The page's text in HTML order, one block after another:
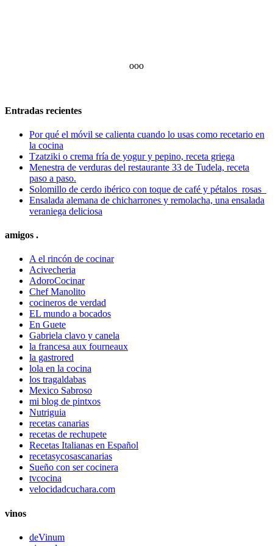
ooo
Entradas recientes
Por qué el móvil se calienta cuando lo usas como recetario en
la cocina
Tzatziki o crema fría de yogur y pepino, receta griega
Menestra de verduras del restaurante 33 de Tudela, receta
paso a paso.
Solomillo de cerdo ibérico con toque de café y pétalos rosas
Ensalada alemana de chicharrones y remolacha, una ensalada
veraniega deliciosa
amigos .
A el rincón de cocinar
Acivecheria
AdoroCocinar
Chef Manolito
cocineros de verdad
EL mundo a bocados
En Guete
Gabriela clavo y canela
la francesa aux fourneaux
la gastrored
lola en la cocina
los tragaldabas
Mexico Sabroso
mi blog de pintxos
Nutriguia
recetas canarias
recetas de rechupete
Recetas Italianas en Español
recetasycosascanarias
Sueño con ser cocinera
tvcocina
velocidadcuchara.com
vinos
deVinum